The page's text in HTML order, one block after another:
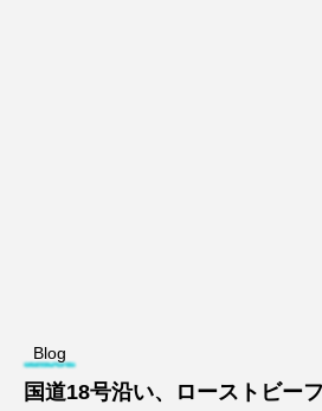
Blog
国道18号沿い、ローストビー